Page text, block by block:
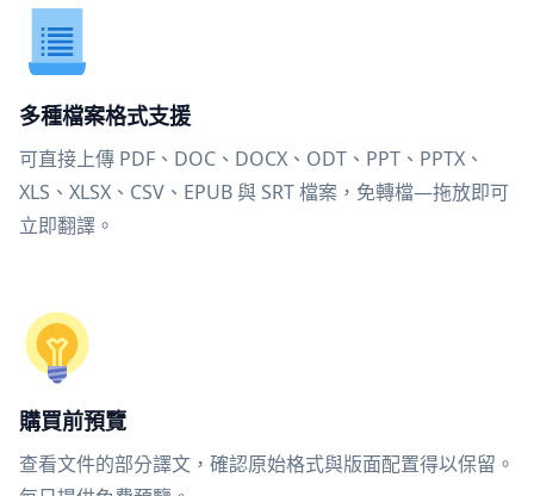
多種檔案格式支援
可直接上傳 PDF、DOC、DOCX、ODT、PPT、PPTX、
XLS、XLSX、CSV、EPUB 與 SRT 檔案，免轉檔—拖放即可
立即翻譯。
購買前預覽
查看文件的部分譯文，確認原始格式與版面配置得以保留。